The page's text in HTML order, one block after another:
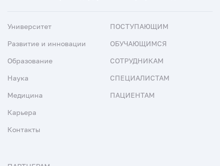
Университет
Развитие и инновации
Образование
Наука
Медицина
Карьера
Контакты
ПОСТУПАЮЩИМ
ОБУЧАЮЩИМСЯ
СОТРУДНИКАМ
СПЕЦИАЛИСТАМ
ПАЦИЕНТАМ